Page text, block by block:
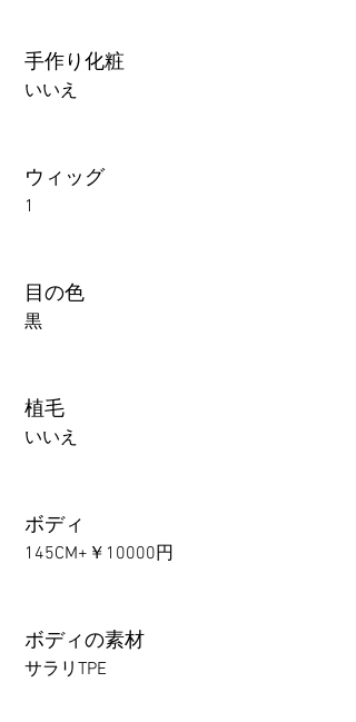
手作り化粧
いいえ
ウィッグ
1
目の色
黒
植毛
いいえ
ボディ
145CM+￥10000円
ボディの素材
サラリTPE